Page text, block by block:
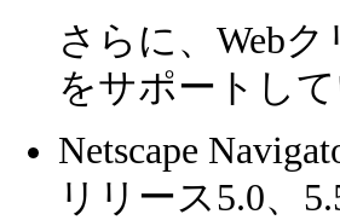
さらに、Web
をサポートして
Netscape
リリース5.0、